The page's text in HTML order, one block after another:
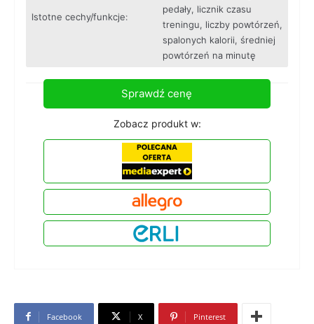
Istotne cechy/funkcje:
pedały, licznik czasu
treningu, liczby powtórzeń,
spalonych kalorii, średniej
powtórzeń na minutę
Sprawdź cenę
Zobacz produkt w:
Facebook X Pinterest